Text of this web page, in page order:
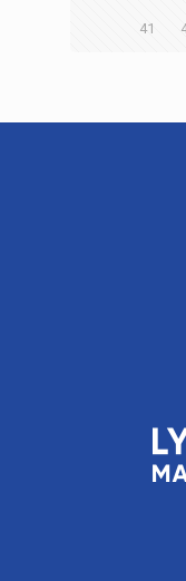
41